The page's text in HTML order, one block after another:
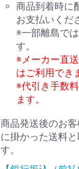
商品到着時に
お支払いくだ
※一部離島で
す。
※メーカー直
はご利用でき
※代引き手数
ます。
商品発送後のお
に掛かった送料
す。